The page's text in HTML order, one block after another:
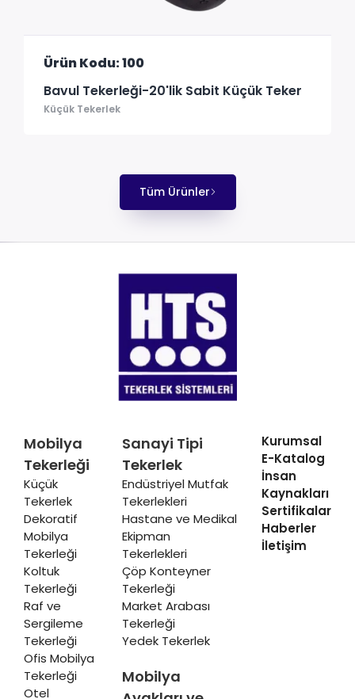
Ürün Kodu: 100
Bavul Tekerleği-20'lik Sabit Küçük Teker
Küçük Tekerlek
Tüm Ürünler
Mobilya
Tekerleği
Küçük
Tekerlek
Dekoratif
Mobilya
Tekerleği
Koltuk
Tekerleği
Raf ve
Sergileme
Tekerleği
Ofis Mobilya
Tekerleği
Otel
Sanayi Tipi
Tekerlek
Endüstriyel Mutfak
Tekerlekleri
Hastane ve Medikal
Ekipman
Tekerlekleri
Çöp Konteyner
Tekerleği
Market Arabası
Tekerleği
Yedek Tekerlek
Mobilya
Kurumsal
E-Katalog
İnsan
Kaynakları
Sertifikalar
Haberler
İletişim